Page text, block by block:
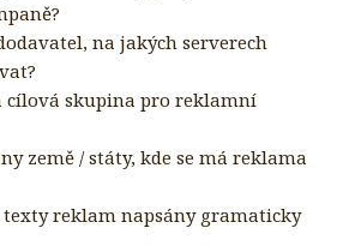
na jakých serverech
cílová skupina pro reklamní
země / státy, kde se má reklama
reklam napsány gramaticky